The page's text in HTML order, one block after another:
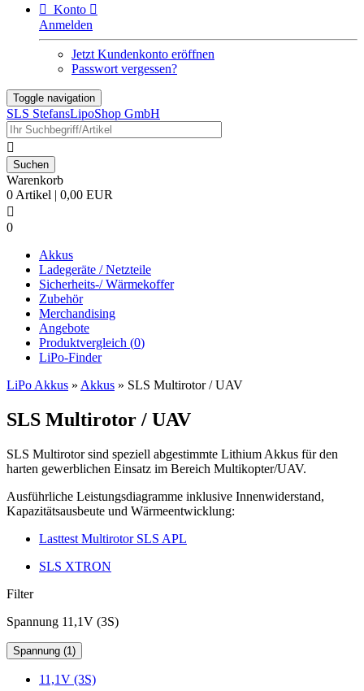
 Konto 
Anmelden
Jetzt Kundenkonto eröffnen
Passwort vergessen?
Toggle navigation
SLS StefansLipoShop GmbH

Warenkorb
0 Artikel | 0,00 EUR

0
Akkus
Ladegeräte / Netzteile
Sicherheits-/ Wärmekoffer
Zubehör
Merchandising
Angebote
Produktvergleich (0)
LiPo-Finder
LiPo Akkus » Akkus » SLS Multirotor / UAV
SLS Multirotor / UAV
SLS Multirotor sind speziell abgestimmte Lithium Akkus für den
harten gewerblichen Einsatz im Bereich Multikopter/UAV.
Ausführliche Leistungsdiagramme inklusive Innenwiderstand,
Kapazitätsausbeute und Wärmeentwicklung:
Lasttest Multirotor SLS APL
SLS XTRON
Filter
Spannung 11,1V (3S)
Spannung (1)
11,1V (3S)